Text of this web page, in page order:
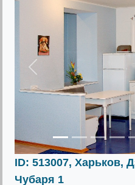
Предыдущее
ID: 513007, Харьков,
Чубаря 1